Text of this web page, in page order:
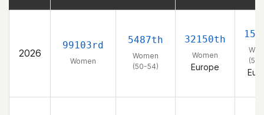
2026
99103rd
Women
5487th
Women
(50-54)
32150th
Women
Europe